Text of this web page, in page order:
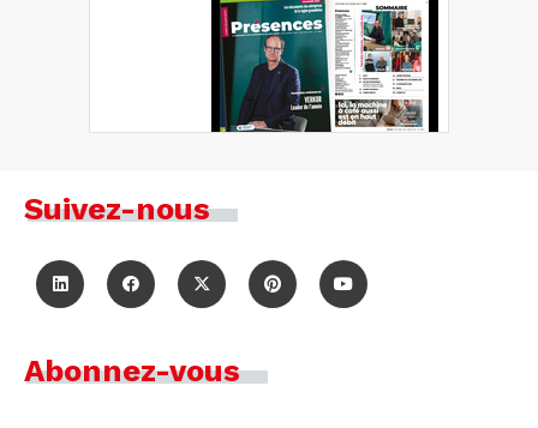
Suivez-nous
Abonnez-vous